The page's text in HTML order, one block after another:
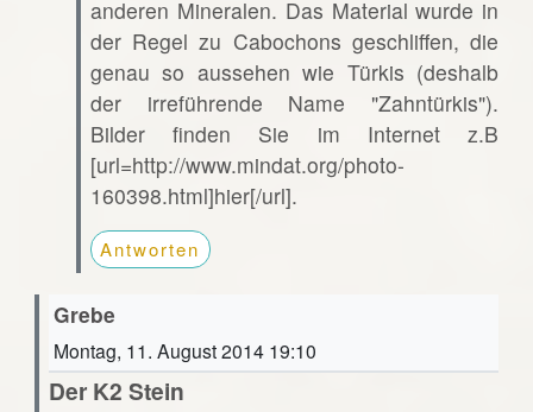
anderen Mineralen. Das Material wurde in
der Regel zu Cabochons geschliffen, die
genau so aussehen wie Türkis (deshalb
der irreführende Name "Zahntürkis").
Bilder finden Sie im Internet z.B
[url=http://www.mindat.org/photo-
160398.html]hier[/url].
Antworten
Grebe
Montag, 11. August 2014 19:10
Der K2 Stein